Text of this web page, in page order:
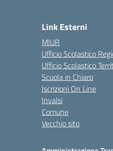
Link Esterni
MIUR
Ufficio Scolastico
Ufficio Scolastico
Scuola in Chiaro
Iscrizioni On Line
Invalsi
Comune
Vecchio sito